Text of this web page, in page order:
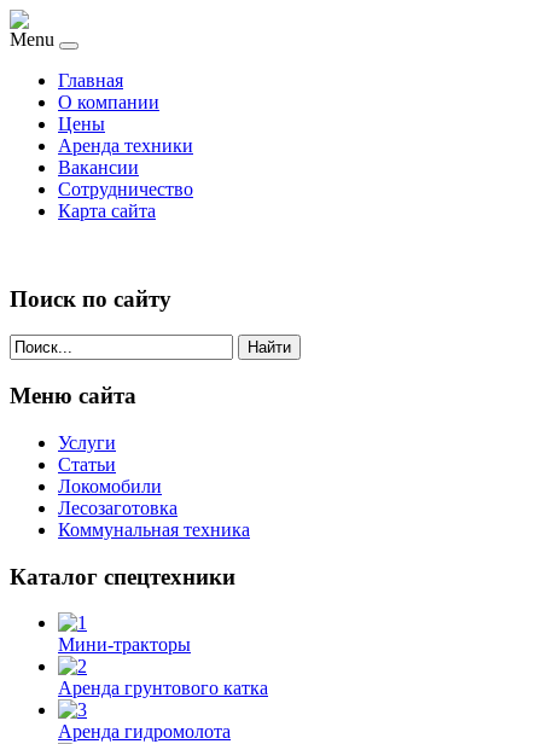
Menu
Главная
О компании
Цены
Аренда техники
Вакансии
Сотрудничество
Карта сайта
Поиск по сайту
Найти
Меню сайта
Услуги
Статьи
Локомобили
Лесозаготовка
Коммунальная техника
Каталог спецтехники
Мини-тракторы
Аренда грунтового катка
Аренда гидромолота